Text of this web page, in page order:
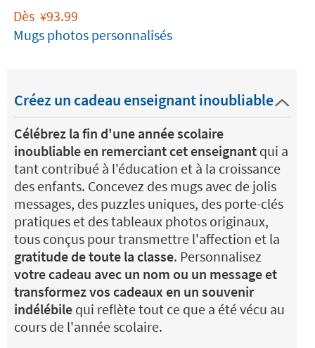
Dès ¥93.99
Mugs photos personnalisés
Créez un cadeau enseignant inoubliable
Célébrez la fin d'une année scolaire
inoubliable en remerciant cet enseignant qui a
tant contribué à l'éducation et à la croissance
des enfants. Concevez des mugs avec de jolis
messages, des puzzles uniques, des porte-clés
pratiques et des tableaux photos originaux,
tous conçus pour transmettre l'affection et la
gratitude de toute la classe. Personnalisez
votre cadeau avec un nom ou un message et
transformez vos cadeaux en un souvenir
indélébile qui reflète tout ce que a été vécu au
cours de l'année scolaire.